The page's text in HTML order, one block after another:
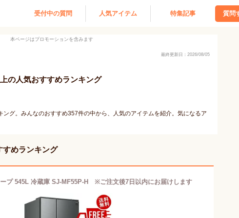
受付中の質問 人気アイテム 特集記事 質問
本ページはプロモーションを含みます
最終更新日：2026/08/05
の人気おすすめランキング
グ。みんなのおすすめ357件の中から、人気のアイテムを紹介。気になるア
すめランキング
プ 545L 冷蔵庫 SJ-MF55P-H ※ご注文後7日以内にお届けします